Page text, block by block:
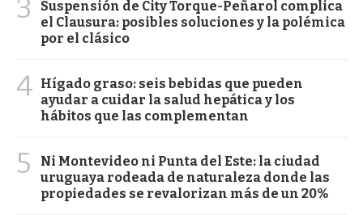
3
Suspensión de City Torque-Peñarol complica
el Clausura: posibles soluciones y la polémica
por el clásico
4 Hígado graso: seis bebidas que pueden
ayudar a cuidar la salud hepática y los
hábitos que las complementan
5
Ni Montevideo ni Punta del Este: la ciudad
uruguaya rodeada de naturaleza donde las
propiedades se revalorizan más de un 20%